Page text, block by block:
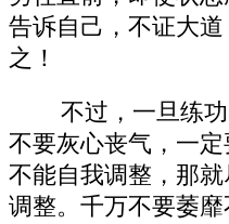
告诉自己，不证大
之！
不过，一旦练功
不要灰心丧气，一
不能自我调整，那
调整。千万不要萎